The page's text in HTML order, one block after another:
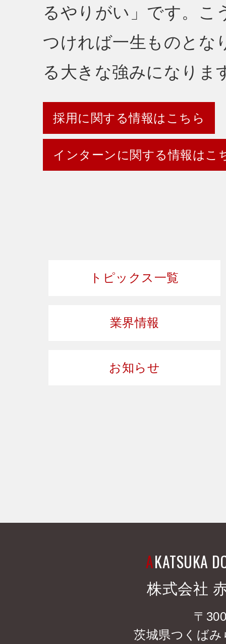
るやりがい」です。こ
つければ一生ものとな
る大きな強みになりま
採用に関する情報はこちら
インターンに関する情報はこ
トピックス一覧
業界情報
お知らせ
AKATSUKA
株式会社
〒
茨城県つくば